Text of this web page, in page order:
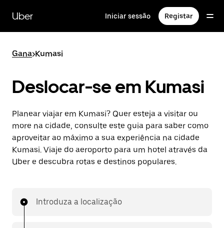
para
conteúdo
Uber Iniciar sessão Registar
Gana>Kumasi
Deslocar-se em Kumasi
Planear viajar em Kumasi? Quer esteja a visitar ou
more na cidade, consulte este guia para saber como
aproveitar ao máximo a sua experiência na cidade
Kumasi. Viaje do aeroporto para um hotel através da
Uber e descubra rotas e destinos populares.
Introduza a localização